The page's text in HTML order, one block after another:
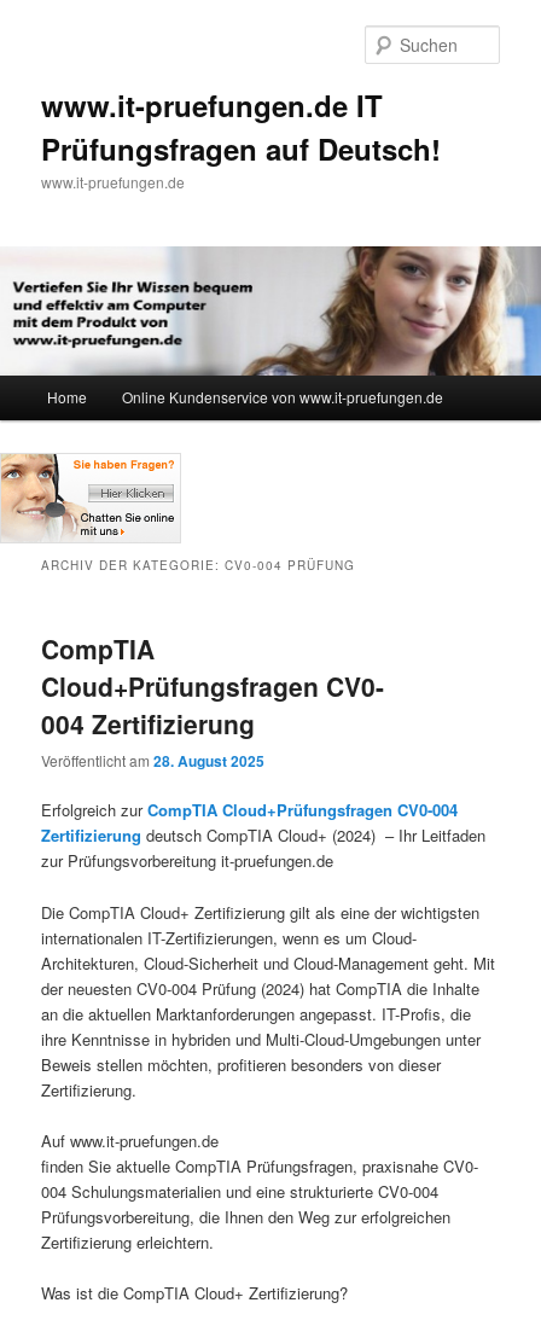
www.it-pruefungen.de IT
Prüfungsfragen auf Deutsch!
www.it-pruefungen.de
Zum Inhalt wechseln
Zum sekundären Inhalt wechseln
Home Online Kundenservice von www.it-pruefungen.de
ARCHIV DER KATEGORIE:CV0-004 PRÜFUNG
CompTIA
Cloud+Prüfungsfragen CV0-
004 Zertifizierung
Veröffentlicht am28. August 2025
Erfolgreich zurCompTIA Cloud+Prüfungsfragen CV0-004
Zertifizierung deutsch CompTIA Cloud+ (2024) – Ihr Leitfaden
zur Prüfungsvorbereitung it-pruefungen.de
Die CompTIA Cloud+ Zertifizierung gilt als eine der wichtigsten
internationalen IT-Zertifizierungen, wenn es um Cloud-
Architekturen, Cloud-Sicherheit und Cloud-Management geht. Mit
der neuesten CV0-004 Prüfung (2024) hat CompTIA die Inhalte
an die aktuellen Marktanforderungen angepasst. IT-Profis, die
ihre Kenntnisse in hybriden und Multi-Cloud-Umgebungen unter
Beweis stellen möchten, profitieren besonders von dieser
Zertifizierung.
Auf www.it-pruefungen.de
finden Sie aktuelle CompTIA Prüfungsfragen, praxisnahe CV0-
004 Schulungsmaterialien und eine strukturierte CV0-004
Prüfungsvorbereitung, die Ihnen den Weg zur erfolgreichen
Zertifizierung erleichtern.
Was ist die CompTIA Cloud+ Zertifizierung?